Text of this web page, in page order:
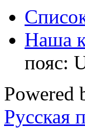
Наша
пояс:
Powered
Русская